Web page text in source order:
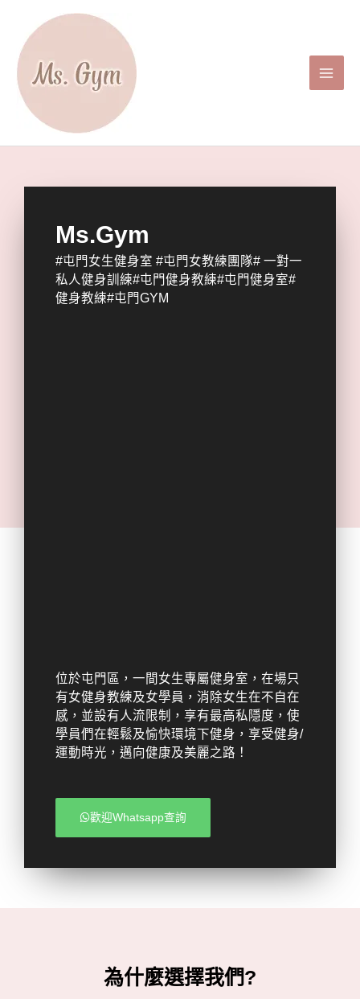
Ms.Gym
#屯門女生健身室 #屯門女教練團隊#一對一
私人健身訓練#屯門健身教練#屯門健身室#
健身教練#屯門GYM
位於屯門區，一間女生專屬健身室，在場只
有女健身教練及女學員，消除女生在不自在
感，並設有人流限制，享有最高私隱度，使
學員們在輕鬆及愉快環境下健身，享受健身/
運動時光，邁向健康及美麗之路！
歡迎Whatsapp查詢
為什麼選擇我們?